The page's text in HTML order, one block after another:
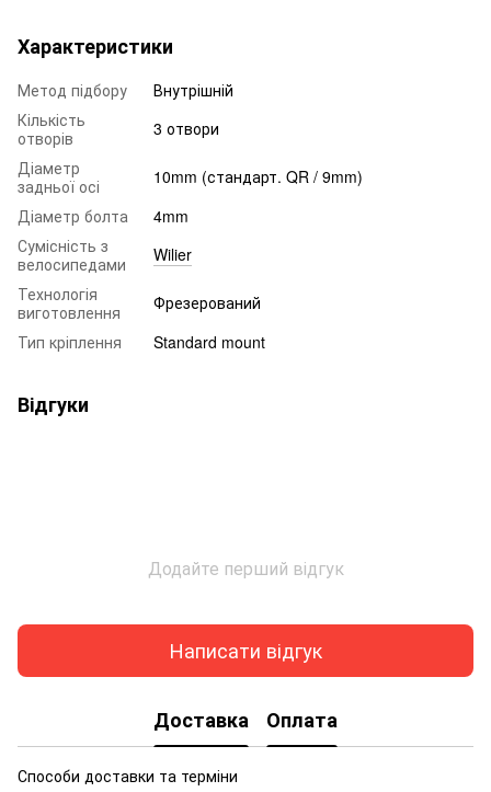
Характеристики
Метод підбору
Внутрішній
Кількість
отворів
3 отвори
Діаметр
задньої осі
10mm (стандарт. QR / 9mm)
Діаметр болта
4mm
Сумісність з
велосипедами
Wilier
Технологія
виготовлення
Фрезерований
Тип кріплення
Standard mount
Відгуки
Додайте перший відгук
Написати відгук
Доставка Оплата
Способи доставки та терміни